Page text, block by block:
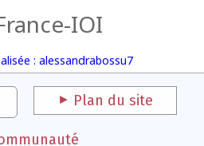
IOI
: alessandrabossu7
Plan du site